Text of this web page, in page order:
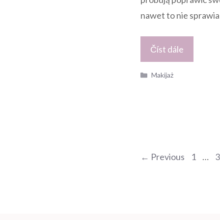
nawet to nie
Číst dále
Kategorie
Makijaż
Nawigacja
← Previous Page
1 … 3